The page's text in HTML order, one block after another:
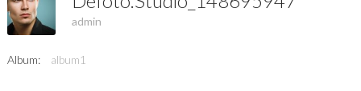
admin
Album: album1